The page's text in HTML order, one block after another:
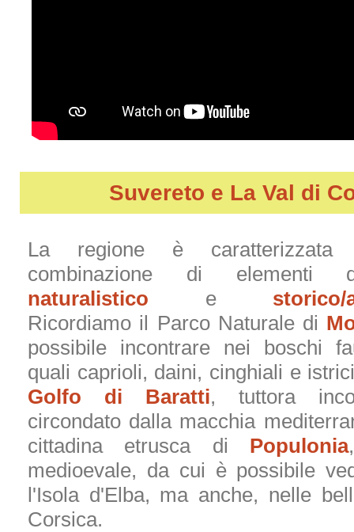
Suvereto e La Val di
La regione è caratterizzata
combinazione di elementi
naturalistico e storico/
Ricordiamo il Parco Naturale di
possibile incontrare nei boschi
quali caprioli, daini, cinghiali e
Golfo di Baratti, tuttora
circondato dalla macchia
cittadina etrusca di Populonia
medioevale, da cui è possibile
l'Isola d'Elba, ma anche, nelle
Corsica.